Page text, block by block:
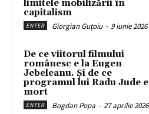
limitele mobilizării în
capitalism
ENTER Giorgian Guțoiu - 9 iunie 2026
De ce viitorul filmului
românesc e la Eugen
Jebeleanu. Și de ce
programul lui Radu Jude e
mort
ENTER Bogdan Popa - 27 aprilie 2026